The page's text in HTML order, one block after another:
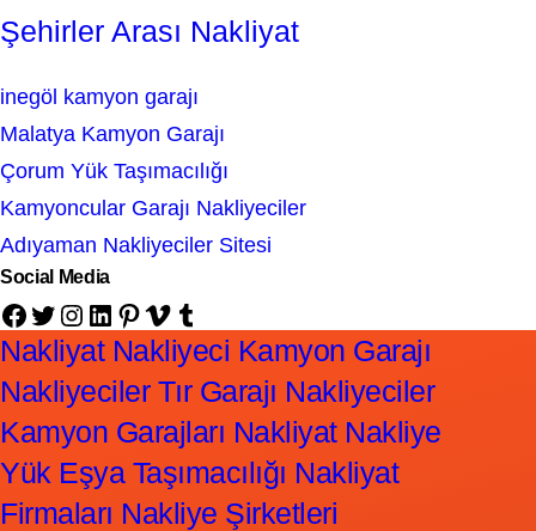
Şehirler Arası Nakliyat
inegöl kamyon garajı
Malatya Kamyon Garajı
Çorum Yük Taşımacılığı
Kamyoncular Garajı Nakliyeciler
Adıyaman Nakliyeciler Sitesi
Social Media
Facebook Twitter Instagram LinkedIn Pinterest Vimeo Tumblr
Nakliyat Nakliyeci Kamyon Garajı
Nakliyeciler Tır Garajı Nakliyeciler
Kamyon Garajları Nakliyat Nakliye
Yük Eşya Taşımacılığı Nakliyat
Firmaları Nakliye Şirketleri